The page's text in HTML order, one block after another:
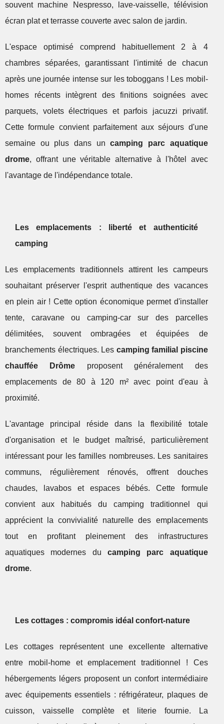
souvent machine Nespresso, lave-vaisselle, télévision
écran plat et terrasse couverte avec salon de jardin.
L'espace optimisé comprend habituellement 2 à 4
chambres séparées, garantissant l'intimité de chacun
après une journée intense sur les toboggans ! Les mobil-
homes récents intègrent des finitions soignées avec
parquets, volets électriques et parfois jacuzzi privatif.
Cette formule convient parfaitement aux séjours d'une
semaine ou plus dans uncamping parc aquatique
drome, offrant une véritable alternative à l'hôtel avec
l'avantage de l'indépendance totale.
Les emplacements : liberté et authenticité
camping
Les emplacements traditionnels attirent les campeurs
souhaitant préserver l'esprit authentique des vacances
en plein air ! Cette option économique permet d'installer
tente, caravane ou camping-car sur des parcelles
délimitées, souvent ombragées et équipées de
branchements électriques. Les camping familial piscine
chauffée Drôme proposent généralement des
emplacements de 80 à 120 m² avec point d'eau à
proximité.
L'avantage principal réside dans la flexibilité totale
d'organisation et le budget maîtrisé, particulièrement
intéressant pour les familles nombreuses. Les sanitaires
communs, régulièrement rénovés, offrent douches
chaudes, lavabos et espaces bébés. Cette formule
convient aux habitués du camping traditionnel qui
apprécient la convivialité naturelle des emplacements
tout en profitant pleinement des infrastructures
aquatiques modernes du camping parc aquatique
drome.
Les cottages : compromis idéal confort-nature
Les cottages représentent une excellente alternative
entre mobil-home et emplacement traditionnel ! Ces
hébergements légers proposent un confort intermédiaire
avec équipements essentiels : réfrigérateur, plaques de
cuisson, vaisselle complète et literie fournie. La